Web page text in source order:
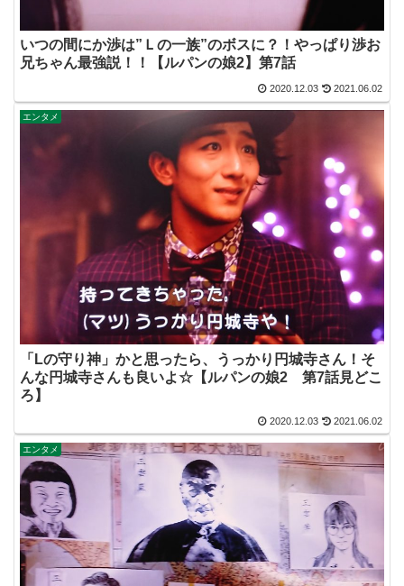
いつの間にか渉は”Ｌの一族”のボスに？！やっぱり渉お
兄ちゃん最強説！！【ルパンの娘2】第7話
2020.12.03 2021.06.02
エンタメ
「Lの守り神」かと思ったら、うっかり円城寺さん！そ
んな円城寺さんも良いよ☆【ルパンの娘2 第7話見どこ
ろ】
2020.12.03 2021.06.02
エンタメ